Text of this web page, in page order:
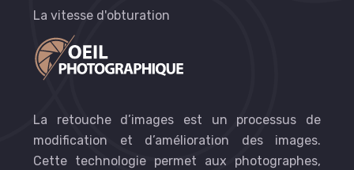
La vitesse d'obturation
La retouche d’images est un processus de
modification et d’amélioration des images.
Cette technologie permet aux photographes,